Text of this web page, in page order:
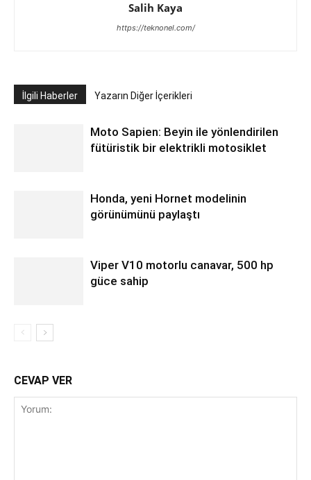
Salih Kaya
https://teknonel.com/
İlgili Haberler Yazarın Diğer İçerikleri
Moto Sapien: Beyin ile yönlendirilen
fütüristik bir elektrikli motosiklet
Honda, yeni Hornet modelinin
görünümünü paylaştı
Viper V10 motorlu canavar, 500 hp
güce sahip
CEVAP VER